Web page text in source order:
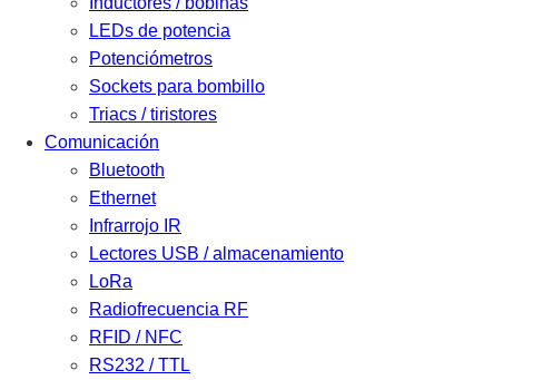
LEDs de potencia
Potenciómetros
Sockets para bombillo
Triacs / tiristores
Comunicación
Bluetooth
Ethernet
Infrarrojo IR
Lectores USB / almacenamiento
LoRa
Radiofrecuencia RF
RFID / NFC
RS232 / TTL